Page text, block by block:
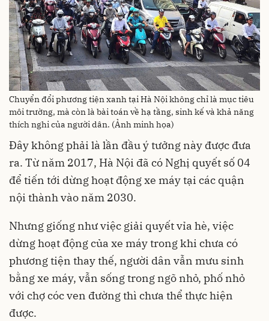
Chuyển đổi phương tiện xanh tại Hà Nội không chỉ là mục tiêu
môi trường, mà còn là bài toán về hạ tầng, sinh kế và khả năng
thích nghi của người dân. (Ảnh minh họa)
Đây không phải là lần đầu ý tưởng này được đưa
ra. Từ năm 2017, Hà Nội đã có Nghị quyết số 04
để tiến tới dừng hoạt động xe máy tại các quận
nội thành vào năm 2030.
Nhưng giống như việc giải quyết vỉa hè, việc
dừng hoạt động của xe máy trong khi chưa có
phương tiện thay thế, người dân vẫn mưu sinh
bằng xe máy, vẫn sống trong ngõ nhỏ, phố nhỏ
với chợ cóc ven đường thì chưa thể thực hiện
được.